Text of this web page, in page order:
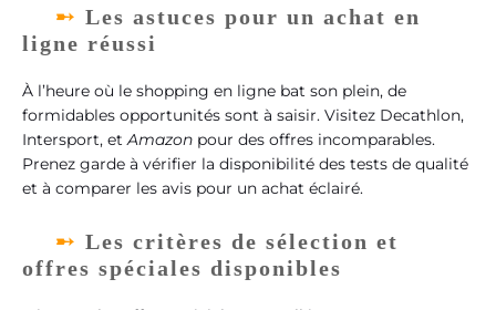
Les astuces pour un achat en
ligne réussi
À l’heure où le shopping en ligne bat son plein, de
formidables opportunités sont à saisir. Visitez Decathlon,
Intersport, etAmazon pour des offres incomparables.
Prenez garde à vérifier la disponibilité des tests de qualité
et à comparer les avis pour un achat éclairé.
Les critères de sélection et
offres spéciales disponibles